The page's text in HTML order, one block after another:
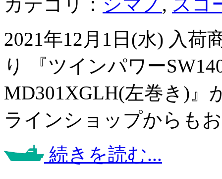
カテゴリ： シマノ , スコ
2021年12月1日(水) 入荷
り 『ツインパワー
MD301XGLH(左巻き)
ラインショップからも
続きを読む...